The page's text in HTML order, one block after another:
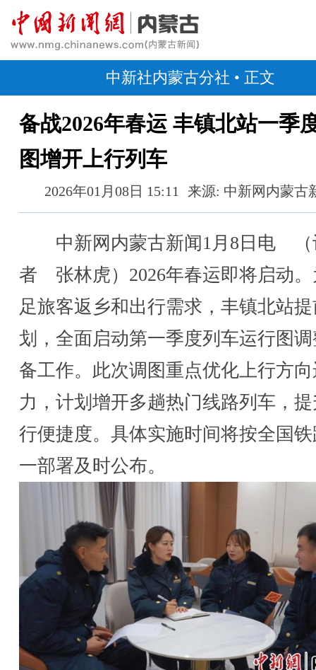
中新社内蒙古分社 • 正文
备战2026年春运 丰镇北站一季
图增开上行列车
2026年01月08日 15:11 来源: 中新网内蒙古
中新网内蒙古新闻1月8日电 （
者 张林虎）2026年春运即将启动。
足旅客返乡和出行需求，丰镇北站
划，全面启动第一季度列车运行图
备工作。此次调图重点优化上行方
力，计划增开多趟热门线路列车，
行便捷度。具体实施时间将按全国
一部署及时公布。